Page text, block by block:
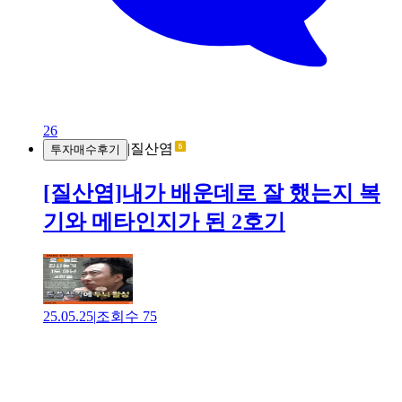
26
투자매수후기 |질산염
[질산염]내가 배운데로 잘 했는지 복
기와 메타인지가 된 2호기
25.05.25|조회수 75